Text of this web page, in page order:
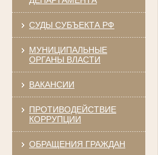
СУДЫ СУБЪЕКТА РФ
МУНИЦИПАЛЬНЫЕ
ОРГАНЫ ВЛАСТИ
ВАКАНСИИ
ПРОТИВОДЕЙСТВИЕ
КОРРУПЦИИ
ОБРАЩЕНИЯ ГРАЖДАН